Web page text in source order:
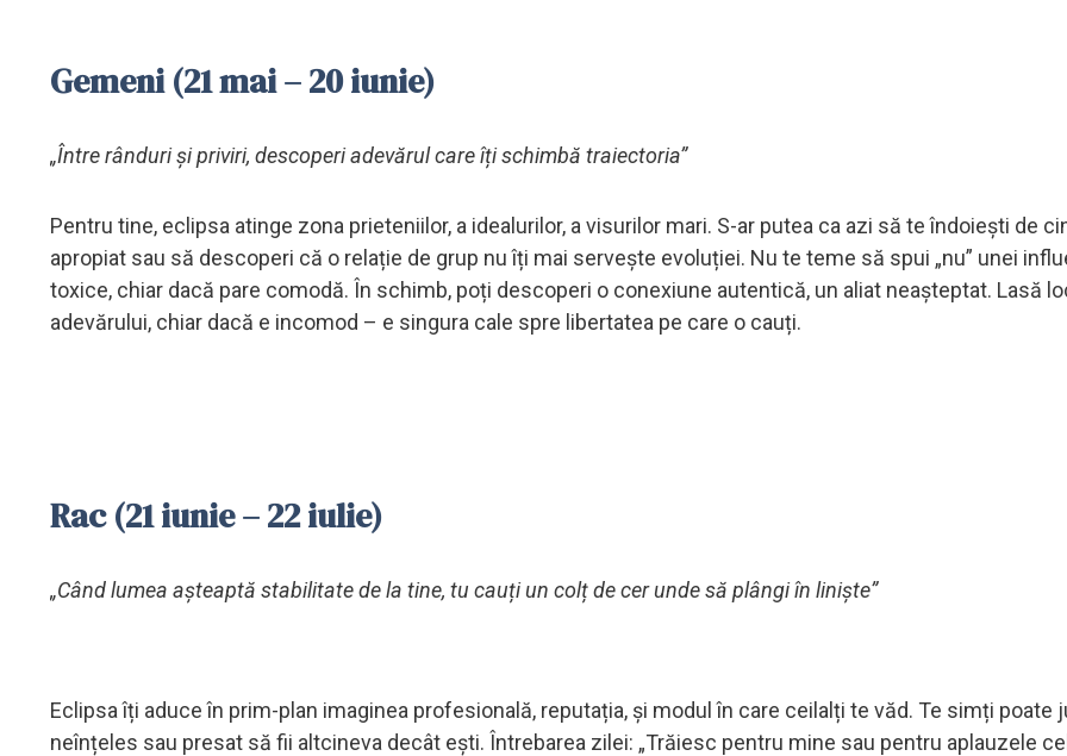
Gemeni (21 mai – 20 iunie)
„Între rânduri și priviri, descoperi adevărul care îți schimbă traiectoria”
Pentru tine, eclipsa atinge zona prieteniilor, a idealurilor, a visurilor mari. S-ar putea ca azi să te îndoiești de
apropiat sau să descoperi că o relație de grup nu îți mai servește evoluției. Nu te teme să spui „nu” unei
toxice, chiar dacă pare comodă. În schimb, poți descoperi o conexiune autentică, un aliat neașteptat. Lasă
adevărului, chiar dacă e incomod – e singura cale spre libertatea pe care o cauți.
Rac (21 iunie – 22 iulie)
„Când lumea așteaptă stabilitate de la tine, tu cauți un colț de cer unde să plângi în liniște”
Eclipsa îți aduce în prim-plan imaginea profesională, reputația, și modul în care ceilalți te văd. Te simți poate
neînțeles sau presat să fii altcineva decât ești. Întrebarea zilei: „Trăiesc pentru mine sau pentru aplauzele